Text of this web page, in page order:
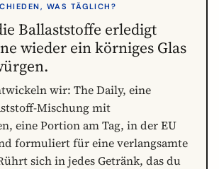
WAS TÄGLICH?
Ballaststoffe erledigt
wieder ein körniges Glas
wir: The Daily, eine
Mischung mit
eine Portion am Tag, in der EU
formuliert für eine verlangsamte
sich in jedes Getränk, das du